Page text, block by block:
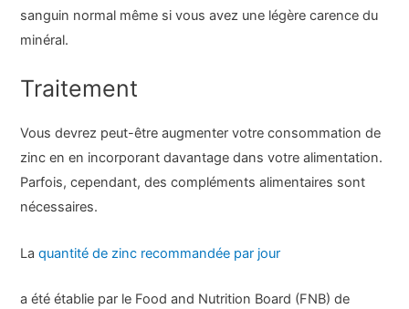
sanguin normal même si vous avez une légère carence du
minéral.
Traitement
Vous devrez peut-être augmenter votre consommation de
zinc en en incorporant davantage dans votre alimentation.
Parfois, cependant, des compléments alimentaires sont
nécessaires.
Laquantité de zinc recommandée par jour
a été établie par le Food and Nutrition Board (FNB) de